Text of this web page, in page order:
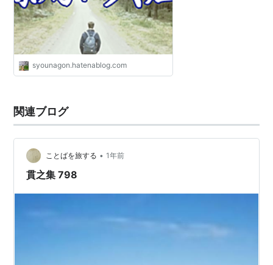
syounagon.hatenablog.com
関連ブログ
ことばを旅する • 1年前
貫之集 798